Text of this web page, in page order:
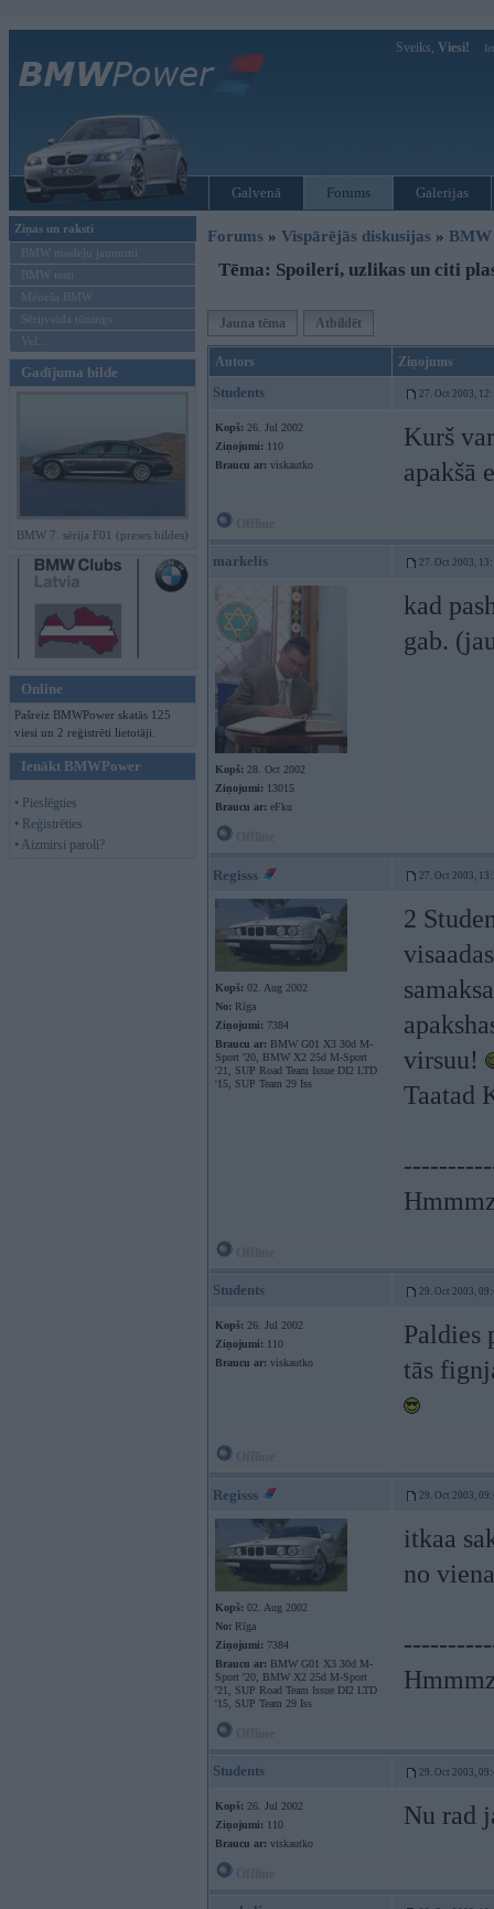
Sveiks, Viesi!
Galvenā Forums Galerijas
Ziņas un raksti
BMW modeļu jaunumi
BMW testi
Mēneša BMW
Sērijveida tūnings
Vel...
Gadījuma bilde
BMW 7. sērija F01 (preses bildes)
Online
Pašreiz BMWPower skatās 125
viesi un 2 reģistrēti lietotāji.
Ienākt BMWPower
• Pieslēgties
• Reģistrēties
• Aizmirsi paroli?
Forums » Vispārējās diskusijas » BMW
Tēma: Spoileri, uzlikas un citi
Jauna tēma Atbildēt
Autors Ziņojums
Students 27. Oct 2003,
Kopš: 26. Jul 2002
Ziņojumi: 110
Braucu ar: viskautko
Kurš
apakšā
markelis 27. Oct 2003,
Kopš: 28. Oct 2002
Ziņojumi: 13015
Braucu ar: eFku
kad
gab.
Regisss 27. Oct 2003,
Kopš: 02. Aug 2002
No: Rīga
Ziņojumi: 7384
Braucu ar: BMW G01 X3 30d M-
Sport '20, BMW X2 25d M-Sport
'21, SUP Road Team Issue DI2 LTD
'15, SUP Team 29 Iss
2
virsuu!
Taatad
Students 29. Oct 2003,
Kopš: 26. Jul 2002
Ziņojumi: 110
Braucu ar: viskautko
Paldies
tās
Regisss 29. Oct 2003,
Kopš: 02. Aug 2002
No: Rīga
Ziņojumi: 7384
Braucu ar: BMW G01 X3 30d M-
Sport '20, BMW X2 25d M-Sport
'21, SUP Road Team Issue DI2 LTD
'15, SUP Team 29 Iss
itkaa
no
Students 29. Oct 2003,
Kopš: 26. Jul 2002
Ziņojumi: 110
Braucu ar: viskautko
Nu rad